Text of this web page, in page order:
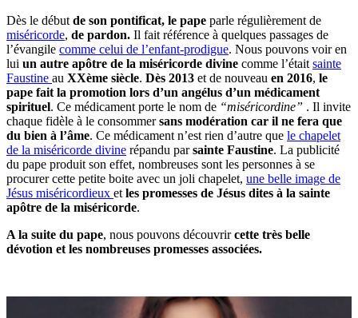
Dès le débutde son pontificat, le pape parle régulièrement de
miséricorde, de pardon. Il fait référence à quelques passages de
l’évangile comme celui de l’enfant-prodigue. Nous pouvons voir en
lui un autre apôtre de la miséricorde divine comme l’étaitsainte
Faustine au XXème siècle. Dès 2013 et de nouveau en 2016, le
pape fait la promotion lors d’un angélus d’un médicament
spirituel. Ce médicament porte le nom de “miséricordine” . Il invite
chaque fidèle à le consommersans modération car il ne fera que
du bien à l’âme. Ce médicament n’est rien d’autre que le chapelet
de la miséricorde divine répandu parsainte Faustine. La publicité
du pape produit son effet, nombreuses sont les personnes à se
procurer cette petite boite avec un joli chapelet, une belle image de
Jésus miséricordieux etles promesses de Jésus dites à la sainte
apôtre de la miséricorde.
A la suite du pape, nous pouvons découvrircette très belle
dévotion et les nombreuses promesses associées.